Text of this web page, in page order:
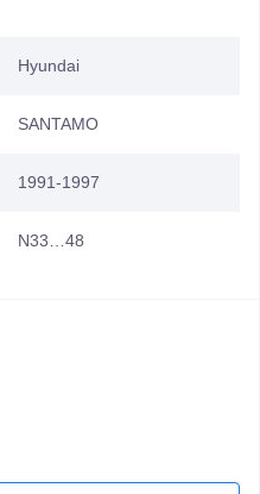
Hyundai
SANTAMO
1991-1997
N33…48